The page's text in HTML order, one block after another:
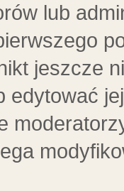
lub
jeszcze
edytować